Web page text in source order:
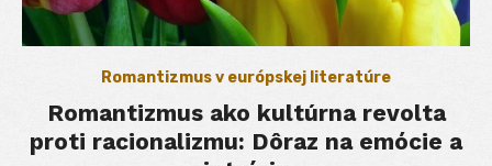
Romantizmus v európskej literatúre
Romantizmus ako kultúrna revolta
proti racionalizmu: Dôraz na emócie a